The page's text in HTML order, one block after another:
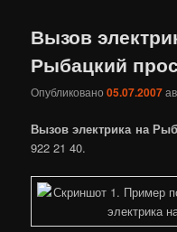
Вызов
Рыбацкий
Опубликовано05.07.2007
Вызов электрика на
922 21 40.